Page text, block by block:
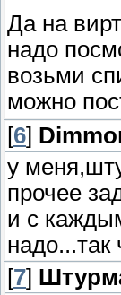
Да на
надо
возьми
можно
[6]
у
прочее
и с
[7]